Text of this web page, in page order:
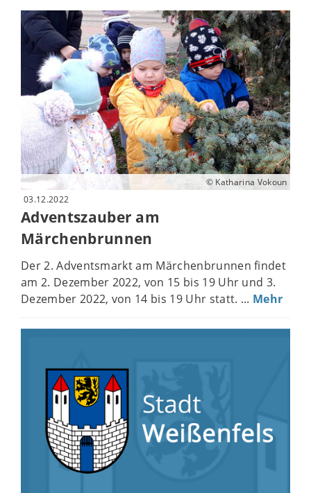
© Katharina Vokoun
03.12.2022
Adventszauber am
Märchenbrunnen
Der 2. Adventsmarkt am Märchenbrunnen findet
am 2. Dezember 2022, von 15 bis 19 Uhr und 3.
Dezember 2022, von 14 bis 19 Uhr statt. ... Mehr